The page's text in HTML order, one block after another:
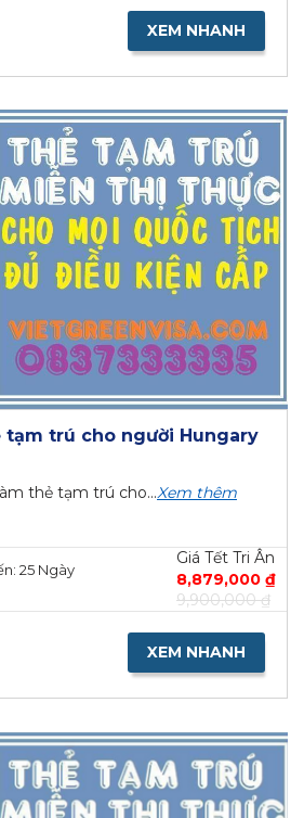
XEM NHANH
tạm trú cho người Hungary
thẻ tạm trú cho...Xem thêm
25 Ngày
Giá Tết Tri Ân
8,879,000 ₫
9,900,000 ₫
XEM NHANH